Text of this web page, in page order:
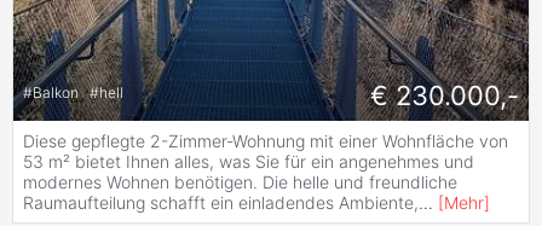
#Balkon #hell € 230.000,-
Diese gepflegte 2-Zimmer-Wohnung mit einer Wohnfläche von
53 m² bietet Ihnen alles, was Sie für ein angenehmes und
modernes Wohnen benötigen. Die helle und freundliche
Raumaufteilung schafft ein einladendes Ambiente,... [Mehr]